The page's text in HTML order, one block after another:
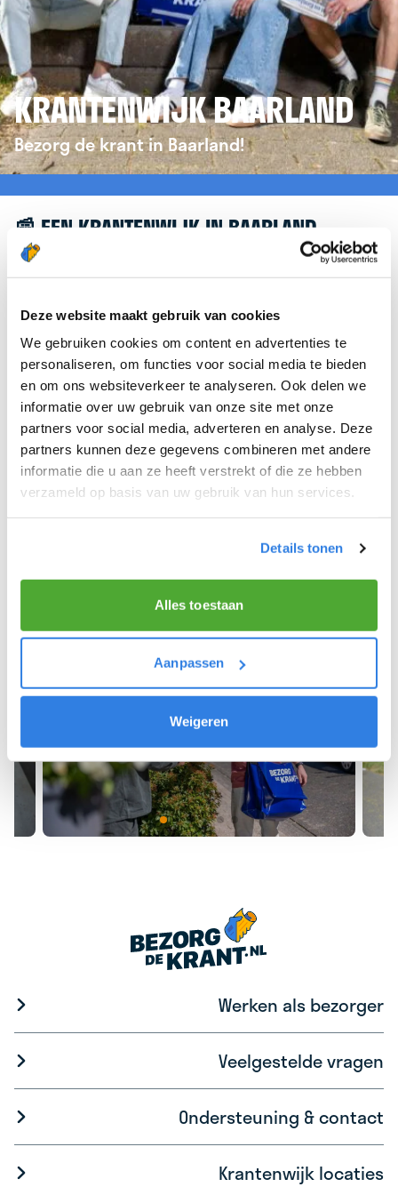
Deze website maakt gebruik van cookies
We gebruiken cookies om content en advertenties te
personaliseren, om functies voor social media te bieden
en om ons websiteverkeer te analyseren. Ook delen we
informatie over uw gebruik van onze site met onze
partners voor social media, adverteren en analyse. Deze
partners kunnen deze gegevens combineren met andere
informatie die u aan ze heeft verstrekt of die ze hebben
verzameld op basis van uw gebruik van hun services.
Details tonen
Alles toestaan
Aanpassen
Weigeren
KRANTENWIJK BAARLAND
Bezorg de krant in Baarland!
📰 EEN KRANTENWIJK IN BAARLAND
Leuk dat je geïnteresseerd bent in een
verwijzen we je graag door naar de website van
krantenbezorgen.nl . Daar kun je je eenvoudig
aanmelden om de krant te bezorgen in Baarland.
We hopen dat je snel aan de slag kunt en wensen
je veel succes! 🚴‍♂️💨
Meld je aan als krantenbezorger!
Werken als bezorger
Veelgestelde vragen
Ondersteuning & contact
Krantenwijk locaties